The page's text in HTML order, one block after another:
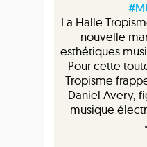
La Halle
nouvelle
esthétiques
Pour cette
Tropisme
Daniel Avery,
musique